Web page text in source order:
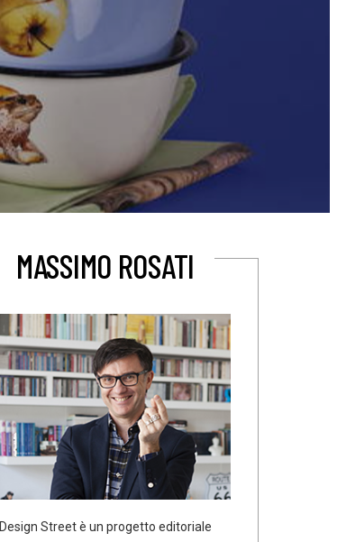
MASSIMO ROSATI
Design Street è un progetto editoriale